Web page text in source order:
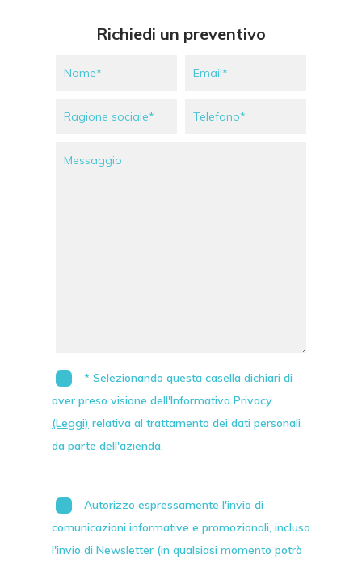
Richiedi un preventivo
* Selezionando questa casella dichiari di
aver preso visione dell'Informativa Privacy
(Leggi) relativa al trattamento dei dati personali
da parte dell'azienda.
Autorizzo espressamente l'invio di
comunicazioni informative e promozionali, incluso
l'invio di Newsletter (in qualsiasi momento potrò